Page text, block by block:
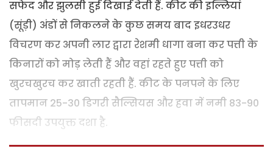
सफेद और झुलसी हुई दिखाई देती हैं. कीट की इल्लियां
(सूंड़ी) अंडों से निकलने के कुछ समय बाद इधरउधर
विचरण कर अपनी लार द्वारा रेशमी धागा बना कर पत्ती के
किनारों को मोड़ लेती हैं और वहां रहते हुए पत्ती को
खुरचखुरच कर खाती रहती हैं. कीट के पनपने के लिए
तापमान 25-30 डिगरी सैल्सियस और हवा में नमी 83-90
फीसदी उपयुक्त दशा है.